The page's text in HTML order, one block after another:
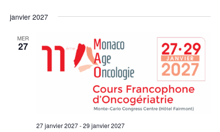
janvier 2027
MER
27
27 janvier 2027-29 janvier 2027